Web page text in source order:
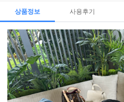
상품정보 사용후기